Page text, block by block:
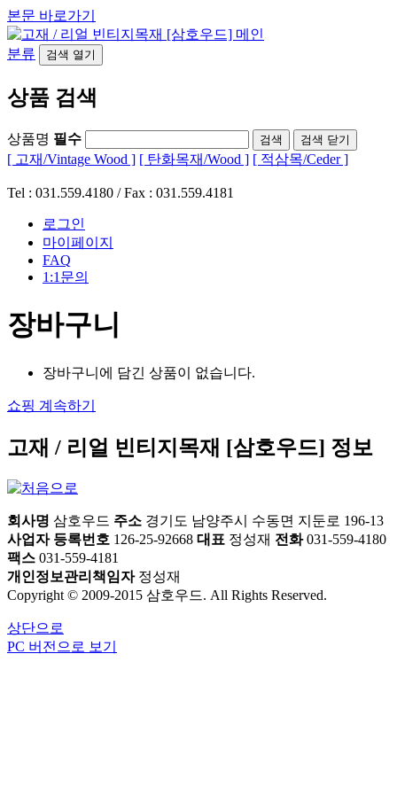
본문 바로가기
분류 검색 열기
상품 검색
상품명 필수 검색 닫기
[ 고재/Vintage Wood ] [ 탄화목재/Wood ] [ 적삼목/Ceder ]
Tel : 031.559.4180 / Fax : 031.559.4181
로그인
마이페이지
FAQ
1:1문의
장바구니
장바구니에 담긴 상품이 없습니다.
쇼핑 계속하기
고재 / 리얼 빈티지목재 [삼호우드] 정보
회사명 삼호우드 주소 경기도 남양주시 수동면 지둔로 196-13
사업자 등록번호 126-25-92668 대표 정성재 전화031-559-4180
팩스 031-559-4181
개인정보관리책임자정성재
Copyright © 2009-2015 삼호우드. All Rights Reserved.
상단으로
PC 버전으로 보기